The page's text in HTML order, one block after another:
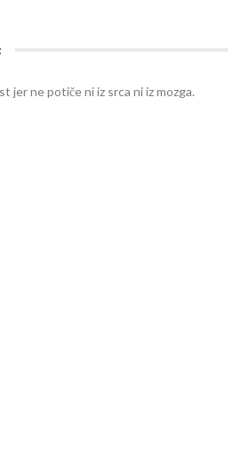
jer ne potiče ni iz srca ni iz mozga.